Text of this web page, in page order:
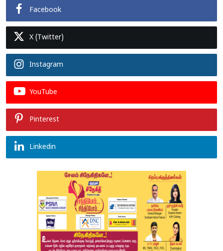
Facebook
X (Twitter)
Instagram
YouTube
Pinterest
Linkedin